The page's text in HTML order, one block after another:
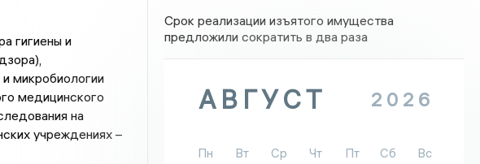
гигиены и
микробиологии
медицинского
на
учреждениях –
Срок реализации изъятого имущества
предложили сократить в два раза
АВГУСТ 2026
Пн Вт Ср Чт Пт Сб
Вс